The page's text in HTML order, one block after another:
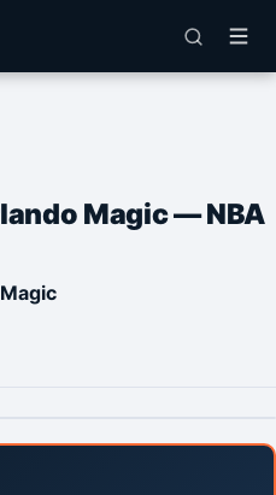
Magic — NBA